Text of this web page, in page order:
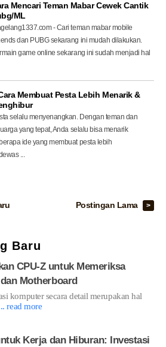
Mencari Teman Mabar Cewek Cantik
ML
- Cari teman mabar mobile
dan PUBG sekarang ini mudah dilakukan.
game online sekarang ini sudah menjadi hal
Membuat Pesta Lebih Menarik &
selalu menyenangkan. Dengan teman dan
yang tepat, Anda selalu bisa menarik
ide yang membuat pesta lebih
...
Postingan Lama
Baru
CPU-Z untuk Memeriksa
Motherboard
komputer secara detail merupakan hal
read more
Kerja dan Hiburan: Investasi